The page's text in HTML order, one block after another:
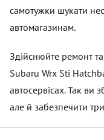
самотужки шукати
автомагазинам.
Здійснюйте ремонт та
Subaru Wrx Sti
автосервісах. Так ви
але й забезпечити